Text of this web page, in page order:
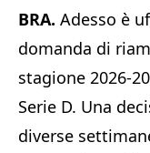
BRA. Adesso è
domanda di
stagione 2026-
Serie D. Una
diverse